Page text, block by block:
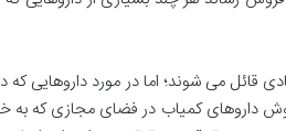
قائل می شوند؛ اما در مورد داروهایی
داروهای کمیاب در فضای مجازی که